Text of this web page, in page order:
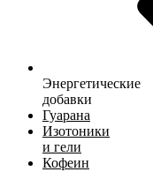
Энергетические
добавки
Гуарана
Изотоники
и гели
Кофеин